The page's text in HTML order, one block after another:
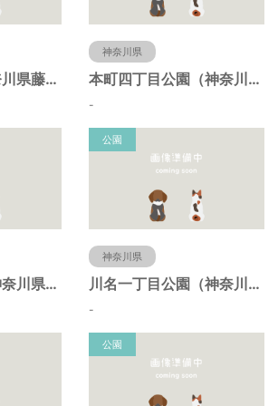
宮ノ下公園（神奈川県藤沢市）
神奈川県
本町四丁目公園（神奈川県藤沢市）
-
椎名谷東公園（神奈川県藤沢市）
公園
神奈川県
川名一丁目公園（神奈川県藤沢市）
-
公園